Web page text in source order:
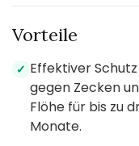
Vorteile
✓ Effektiver Schutz
gegen Zecken
Flöhe für bis zu
Monate.